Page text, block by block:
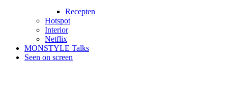
Recepten
Hotspot
Interior
Netflix
MONSTYLE Talks
Seen on screen